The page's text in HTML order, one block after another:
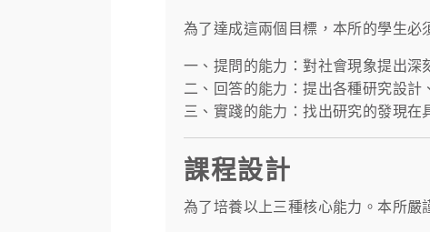
為了達成這兩個目標，本所的學生必
一、提問的能力：對社會現象提出深
二、回答的能力：提出各種研究設計
三、實踐的能力：找出研究的發現在
課程設計
為了培養以上三種核心能力。本所嚴